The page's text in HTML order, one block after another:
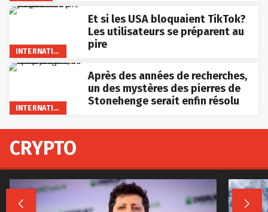
INTERNATIONAL
Et si les USA bloquaient TikTok?
Les utilisateurs se préparent au
pire
INTERNATIONAL
Après des années de recherches,
un des mystères des pierres de
Stonehenge serait enfin résolu
CRYPTO
 